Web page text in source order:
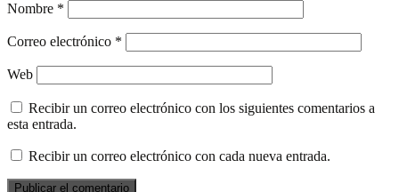
Nombre *
Correo electrónico *
Web
Recibir un correo electrónico con los siguientes comentarios a
esta entrada.
Recibir un correo electrónico con cada nueva entrada.